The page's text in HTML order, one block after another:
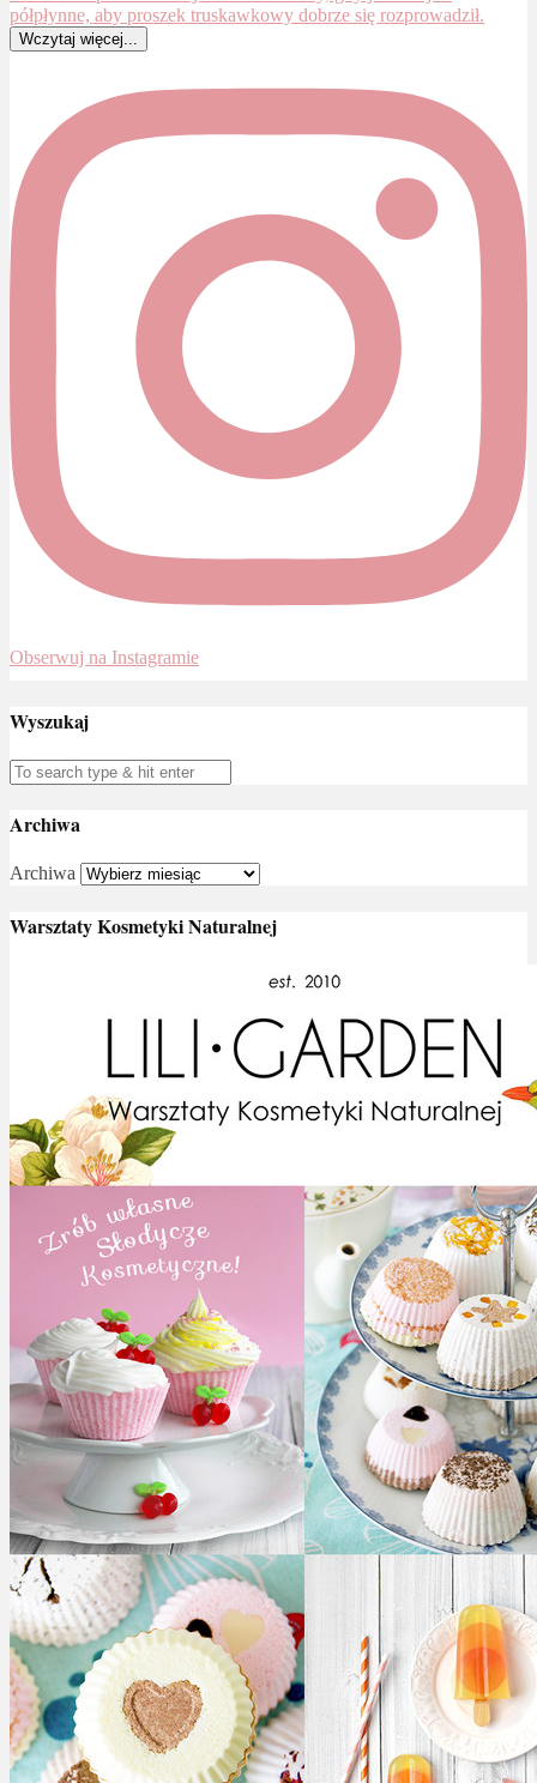
Wczytaj więcej...
Obserwuj na Instagramie
Wyszukaj
Archiwa
Archiwa
Warsztaty Kosmetyki Naturalnej